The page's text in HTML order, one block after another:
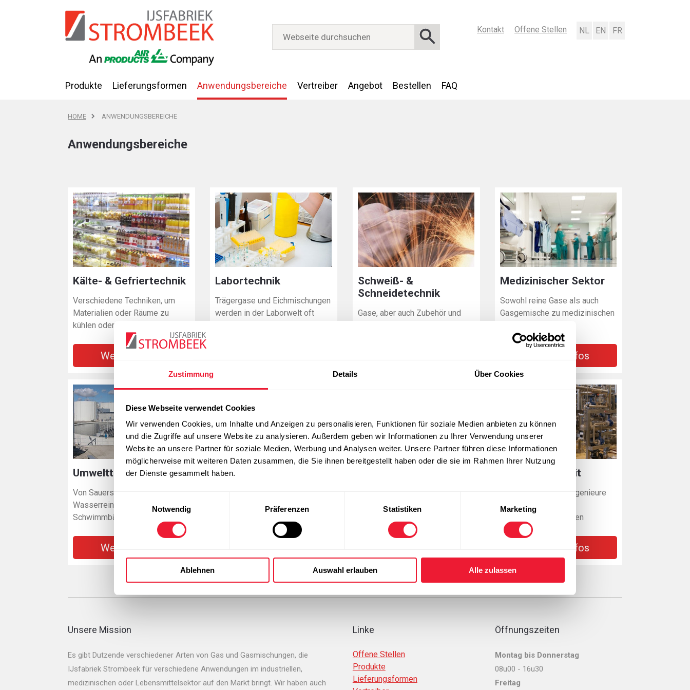
Zustimmung Details Über Cookies
Diese Webseite verwendet Cookies
Wir verwenden Cookies, um Inhalte und Anzeigen zu personalisieren, Funktionen für soziale Medien anbieten zu können
und die Zugriffe auf unsere Website zu analysieren. Außerdem geben wir Informationen zu Ihrer Verwendung unserer
Website an unsere Partner für soziale Medien, Werbung und Analysen weiter. Unsere Partner führen diese Informationen
möglicherweise mit weiteren Daten zusammen, die Sie ihnen bereitgestellt haben oder die sie im Rahmen Ihrer Nutzung
der Dienste gesammelt haben.
Notwendig
Präferenzen Statistiken Marketing
Ablehnen Auswahl erlauben Alle zulassen
Produkte Lieferungsformen Anwendungsbereiche Vertreiber Angebot Bestellen FAQ
Kontakt
Offene Stellen
HOME ANWENDUNGSBEREICHE
Anwendungsbereiche
Kälte- & Gefriertechnik
Verschiedene Techniken, um
Materialien oder Räume zu
kühlen oder einzufrieren
Weitere Infos
Labortechnik
Trägergase und Eichmischungen
werden in der Laborwelt oft
Schweiß- &
Schneidetechnik
Gase, aber auch Zubehör und
Medizinischer Sektor
Sowohl reine Gase als auch
Gasgemische zu medizinischen
Weitere Infos
Umwelttechniken
Von Sauerstoff für
Wasserreinigung bis CO₂ in
Schwimmbädern
Weitere Infos
Nahrung & Verpackung
Lebensmittelindustrie nicht
Paintballpistolen, Ballongas
Ingenieursarbeit
Unsere erfahrenen Ingenieure
bieten Lösungen bei
verschiedenen Anlagen
Weitere Infos
Unsere Mission
Es gibt Dutzende verschiedener Arten von Gas und Gasmischungen, die
IJsfabriek Strombeek für verschiedene Anwendungen im industriellen,
medizinischen oder Lebensmittelsektor auf den Markt bringt. Wir haben auch
Linke
Offene Stellen
Produkte
Lieferungsformen
Öffnungszeiten
Montag bis Donnerstag
08u00 - 16u30
Freitag